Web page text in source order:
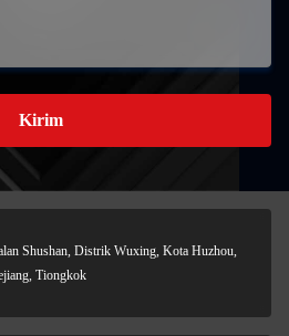
Kirim
Shushan, Distrik Wuxing, Kota Huzhou,
Tiongkok